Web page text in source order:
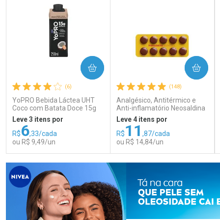
(6)
YoPRO Bebida Láctea UHT
Coco com Batata Doce 15g
de proteínas 250ml
Leve 3 itens por
R$6,33/cada
ou R$ 9,49/un
COMPRAR
FECHAR
Laboratório
FECHAR
Por Menos
(148)
Analgésico, Antitérmico e
Anti-inflamatório Neosaldina
30mg + 300mg + 30mg 10
Drágeas
Leve 4 itens por
R$11 ,87/cada
ou R$ 14,84/un
COMPRAR
Laboratório
Por Menos